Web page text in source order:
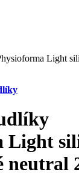
Light
Light
neutral